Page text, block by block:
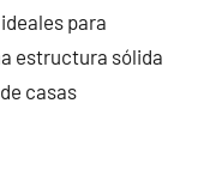
para
estructura sólida
casas